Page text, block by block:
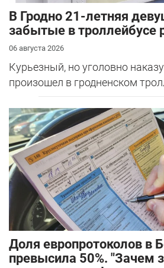
В Гродно 21-летняя
забытые в троллейбусе
06 августа 2026
Курьезный, но уголовно
произошел в гродненском
Доля европротоколов в
превысила 50%. "Зачем